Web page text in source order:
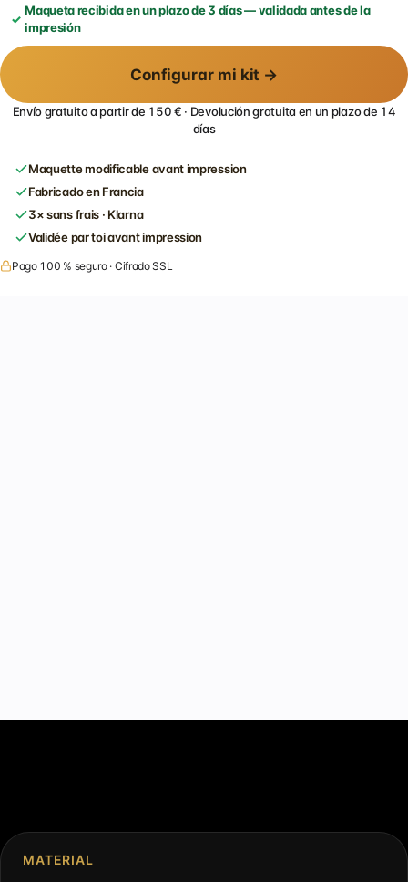
Maqueta recibida en un plazo de 3 días — validada antes de la
impresión
Configurar mi kit →
Envío gratuito a partir de 150 € · Devolución gratuita en un plazo de 14
días
Maquette modificable avant impression
Fabricado en Francia
3× sans frais · Klarna
Validée par toi avant impression
Pago 100 % seguro · Cifrado SSL
MATERIAL